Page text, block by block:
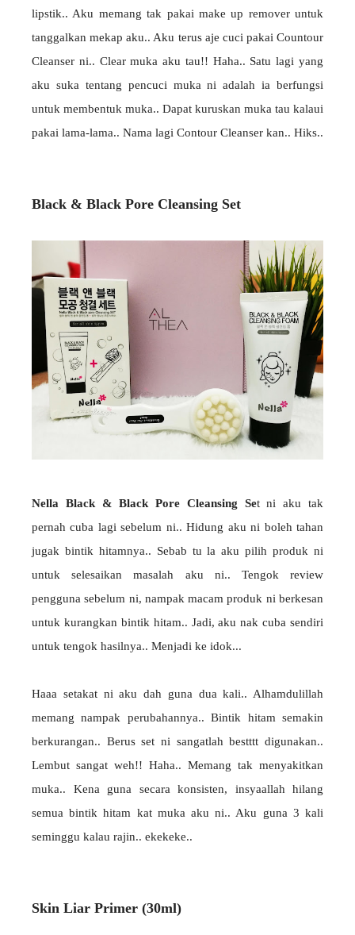
lipstik.. Aku memang tak pakai make up remover untuk
tanggalkan mekap aku.. Aku terus aje cuci pakai Countour
Cleanser ni.. Clear muka aku tau!! Haha.. Satu lagi yang
aku suka tentang pencuci muka ni adalah ia berfungsi
untuk membentuk muka.. Dapat kuruskan muka tau kalaui
pakai lama-lama.. Nama lagi Contour Cleanser kan.. Hiks..
Black & Black Pore Cleansing Set
Nella Black & Black Pore Cleansing Set ni aku tak
pernah cuba lagi sebelum ni.. Hidung aku ni boleh tahan
jugak bintik hitamnya.. Sebab tu la aku pilih produk ni
untuk selesaikan masalah aku ni.. Tengok review
pengguna sebelum ni, nampak macam produk ni berkesan
untuk kurangkan bintik hitam.. Jadi, aku nak cuba sendiri
untuk tengok hasilnya.. Menjadi ke idok...
Haaa setakat ni aku dah guna dua kali.. Alhamdulillah
memang nampak perubahannya.. Bintik hitam semakin
berkurangan.. Berus set ni sangatlah bestttt digunakan..
Lembut sangat weh!! Haha.. Memang tak menyakitkan
muka.. Kena guna secara konsisten, insyaallah hilang
semua bintik hitam kat muka aku ni.. Aku guna 3 kali
seminggu kalau rajin.. ekekeke..
Skin Liar Primer (30ml)